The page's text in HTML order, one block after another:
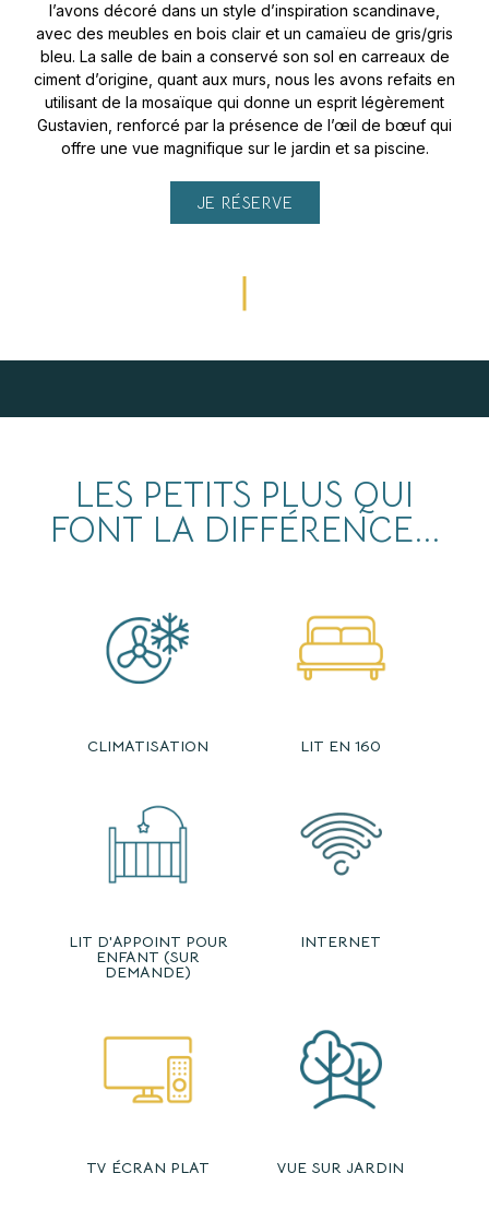
l’avons décoré dans un style d’inspiration scandinave,
avec des meubles en bois clair et un camaïeu de gris/gris
bleu. La salle de bain a conservé son sol en carreaux de
ciment d’origine, quant aux murs, nous les avons refaits en
utilisant de la mosaïque qui donne un esprit légèrement
Gustavien, renforcé par la présence de l’œil de bœuf qui
offre une vue magnifique sur le jardin et sa piscine.
JE RÉSERVE
LES PETITS PLUS QUI
FONT LA DIFFÉRENCE...
CLIMATISATION LIT EN 160
LIT D'APPOINT POUR
ENFANT (SUR
DEMANDE)
INTERNET
TV ÉCRAN PLAT VUE SUR JARDIN